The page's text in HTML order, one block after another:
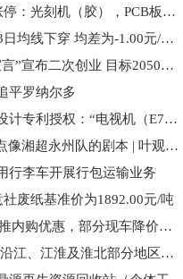
6月24日西陇科学涨停：光刻机（胶），PCB板，异丙醇概念热股|每日视讯
生意社无缝管6月23日均线下穿 均差为-1.00元/吨-当前热门
车建兴发布“降龄宣言”宣布二次创业 目标2050年爱琴海扩至800家 观热点
平罗纳尔多
海尔智家获得外观设计专利授权：“电视机（E7PRO）”
佛得角“爆冷”，有点像湘超永州队的剧本 | 叶观星象
行李车开展行包运输业务
废纸基准价为1892.00元/吨
一线|小米汽车终端推内购优惠，部分现车降价万元
今日观点!江苏结束沿江、江淮及淮北部分地区防汛Ⅳ级应急响应